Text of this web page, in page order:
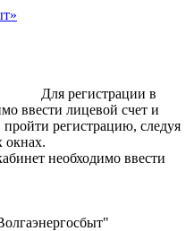
Для регистрации в
ввести лицевой счет и
регистрацию, следуя
окнах.
необходимо ввести
и пароль.